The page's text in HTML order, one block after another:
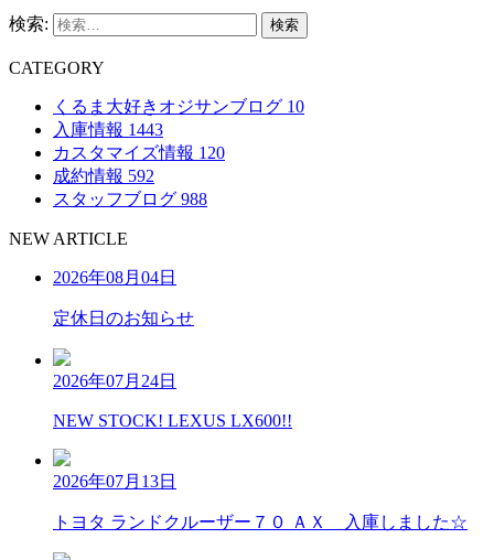
検索:
CATEGORY
くるま大好きオジサンブログ 10
入庫情報 1443
カスタマイズ情報 120
成約情報 592
スタッフブログ 988
NEW ARTICLE
2026年08月04日
定休日のお知らせ
2026年07月24日
NEW STOCK! LEXUS LX600!!
2026年07月13日
トヨタ ランドクルーザー７０ ＡＸ 入庫しました☆